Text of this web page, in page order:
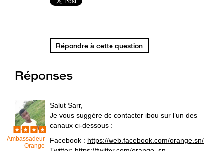
Répondre à cette question
Réponses
Ambassadeur
Orange
Salut Sarr,
Je vous suggère de contacter ibou sur l’un des
canaux ci-dessous :
Facebook : https://web.facebook.com/orange.sn/